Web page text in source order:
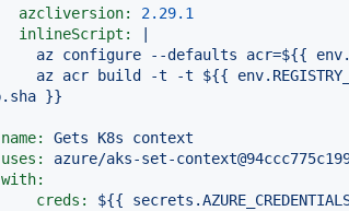
azcliversion:
2.29.1
inlineScript:
name: Gets K8s
context
uses:
azure/aks-set-
with:
creds:
${{